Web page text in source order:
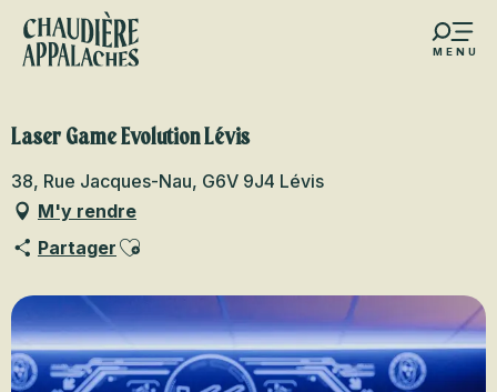
Aller
contenu
MENU
favoris
Laser Game Evolution Lévis
38, Rue Jacques-Nau, G6V 9J4 Lévis
M'y rendre
Partager Ajouter aux favoris